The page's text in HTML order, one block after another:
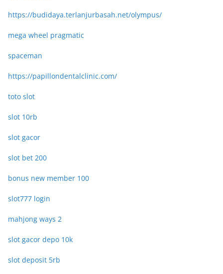
https://budidaya.terlanjurbasah.net/olympus/
mega wheel pragmatic
spaceman
https://papillondentalclinic.com/
toto slot
slot 10rb
slot gacor
slot bet 200
bonus new member 100
slot777 login
mahjong ways 2
slot gacor depo 10k
slot deposit 5rb